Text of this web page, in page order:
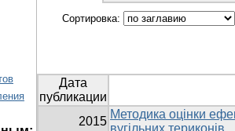
Сортировка:
Дата
публикации
2015
Методика оцінки